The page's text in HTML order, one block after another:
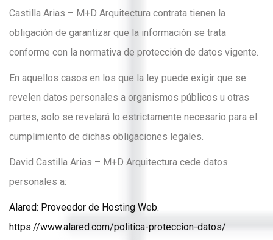
Castilla Arias – M+D Arquitectura contrata tienen la
obligación de garantizar que la información se trata
conforme con la normativa de protección de datos vigente.
En aquellos casos en los que la ley puede exigir que se
revelen datos personales a organismos públicos u otras
partes, solo se revelará lo estrictamente necesario para el
cumplimiento de dichas obligaciones legales.
David Castilla Arias – M+D Arquitectura cede datos
personales a:
Alared: Proveedor de Hosting Web.
https://www.alared.com/politica-proteccion-datos/